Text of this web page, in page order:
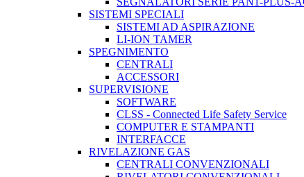
SISTEMI SPECIALI
SISTEMI AD ASPIRAZIONE
LI-ION TAMER
SPEGNIMENTO
CENTRALI
ACCESSORI
SUPERVISIONE
SOFTWARE
CLSS - Connected Life Safety Service
COMPUTER E STAMPANTI
INTERFACCE
RIVELAZIONE GAS
CENTRALI CONVENZIONALI